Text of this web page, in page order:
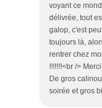
voyant ce
délivrée, tout
galop, c'est
toujours là,
rentrer chez
!!!!!!!<br />
De gros
soirée et gros